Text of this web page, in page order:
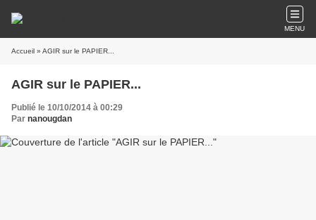
MENU
Accueil » AGIR sur le PAPIER...
AGIR sur le PAPIER...
Publié le 10/10/2014 à 00:29
Par nanougdan